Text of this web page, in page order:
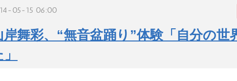
05-15 06:00
岸舞彩、“無音盆踊り”体験「自分の世